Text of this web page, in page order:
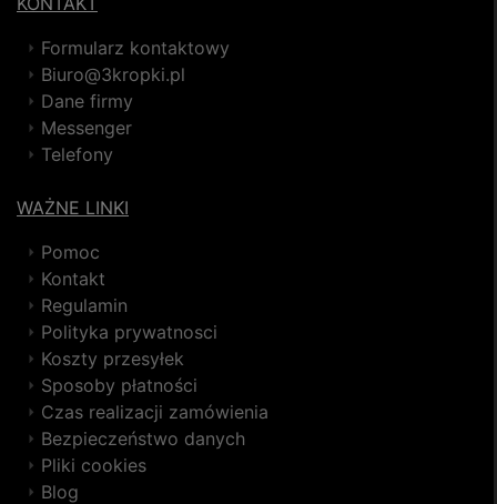
Formularz kontaktowy
Biuro@3kropki.pl
Dane firmy
Messenger
Telefony
WAŻNE LINKI
Pomoc
Kontakt
Regulamin
Polityka prywatnosci
Koszty przesyłek
Sposoby płatności
Czas realizacji zamówienia
Bezpieczeństwo danych
Pliki cookies
Blog